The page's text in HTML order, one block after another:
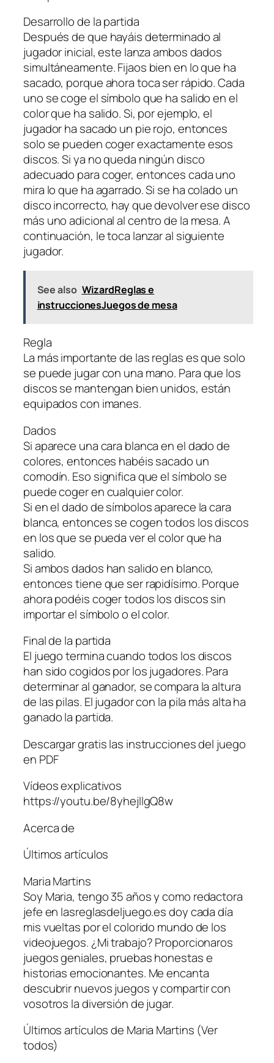
Desarrollo de la partida
Después de que hayáis determinado al
jugador inicial, este lanza ambos dados
simultáneamente. Fijaos bien en lo que ha
sacado, porque ahora toca ser rápido. Cada
uno se coge el símbolo que ha salido en el
color que ha salido. Si, por ejemplo, el
jugador ha sacado un pie rojo, entonces
solo se pueden coger exactamente esos
discos. Si ya no queda ningún disco
adecuado para coger, entonces cada uno
mira lo que ha agarrado. Si se ha colado un
disco incorrecto, hay que devolver ese disco
más uno adicional al centro de la mesa. A
continuación, le toca lanzar al siguiente
jugador.
See also WizardReglas e
instruccionesJuegos de mesa
Regla
La más importante de las reglas es que solo
se puede jugar con una mano. Para que los
discos se mantengan bien unidos, están
equipados con imanes.
Dados
Si aparece una cara blanca en el dado de
colores, entonces habéis sacado un
comodín. Eso significa que el símbolo se
puede coger en cualquier color.
Si en el dado de símbolos aparece la cara
blanca, entonces se cogen todos los discos
en los que se pueda ver el color que ha
salido.
Si ambos dados han salido en blanco,
entonces tiene que ser rapidísimo. Porque
ahora podéis coger todos los discos sin
importar el símbolo o el color.
Final de la partida
El juego termina cuando todos los discos
han sido cogidos por los jugadores. Para
determinar al ganador, se compara la altura
de las pilas. El jugador con la pila más alta ha
ganado la partida.
Descargar gratis las instrucciones del juego
en PDF
Vídeos explicativos
https://youtu.be/8yhejllgQ8w
Acerca de
Últimos artículos
Maria Martins
Soy Maria, tengo 35 años y como redactora
jefe en lasreglasdeljuego.es doy cada día
mis vueltas por el colorido mundo de los
videojuegos. ¿Mi trabajo? Proporcionaros
juegos geniales, pruebas honestas e
historias emocionantes. Me encanta
descubrir nuevos juegos y compartir con
vosotros la diversión de jugar.
Últimos artículos de Maria Martins (Ver
todos)